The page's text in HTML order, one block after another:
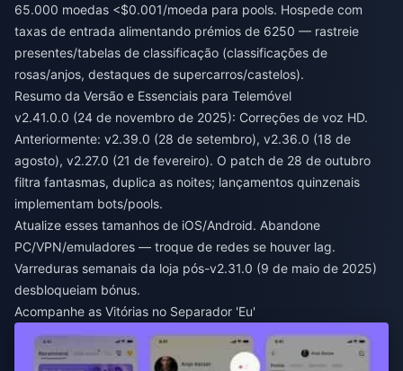
65.000 moedas <$0.001/moeda para pools. Hospede com
taxas de entrada alimentando prémios de 6250 — rastreie
presentes/tabelas de classificação (classificações de
rosas/anjos, destaques de supercarros/castelos).
Resumo da Versão e Essenciais para Telemóvel
v2.41.0.0 (24 de novembro de 2025): Correções de voz HD.
Anteriormente: v2.39.0 (28 de setembro), v2.36.0 (18 de
agosto), v2.27.0 (21 de fevereiro). O patch de 28 de outubro
filtra fantasmas, duplica as noites; lançamentos quinzenais
implementam bots/pools.
Atualize esses tamanhos de iOS/Android. Abandone
PC/VPN/emuladores — troque de redes se houver lag.
Varreduras semanais da loja pós-v2.31.0 (9 de maio de 2025)
desbloqueiam bónus.
Acompanhe as Vitórias no Separador 'Eu'